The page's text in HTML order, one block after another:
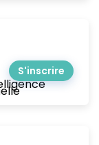
S'inscrire